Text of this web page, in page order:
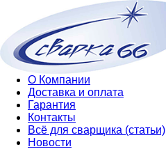
О Компании
Доставка и оплата
Гарантия
Контакты
Всё для сварщика (статьи)
Новости